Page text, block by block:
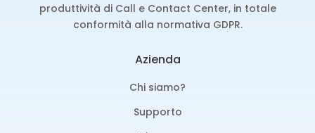
produttività di Call e Contact Center, in totale
conformità alla normativa GDPR.
Azienda
Chi siamo?
Supporto